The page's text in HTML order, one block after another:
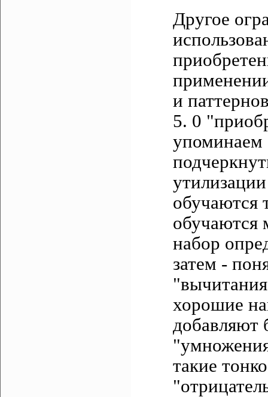
Другое
и
5. 0
упоминаем
обучаются
обучаются
набор
затем -
хорошие
добавляют
такие